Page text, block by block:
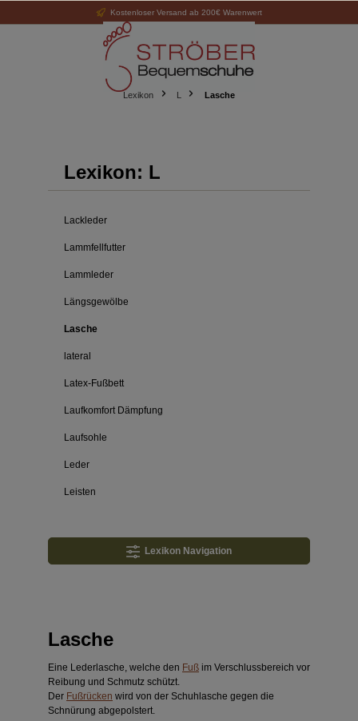
Kostenloser Versand ab 200€ Warenwert
Lexikon L Lasche
Lexikon: L
Lackleder
Lammfellfutter
Lammleder
Längsgewölbe
Lasche
lateral
Latex-Fußbett
Laufkomfort Dämpfung
Laufsohle
Leder
Leisten
Lexikon Navigation
Lasche
Eine Lederlasche, welche den Fuß im Verschlussbereich vor
Reibung und Schmutz schützt.
Der Fußrücken wird von der Schuhlasche gegen die
Schnürung abgepolstert.